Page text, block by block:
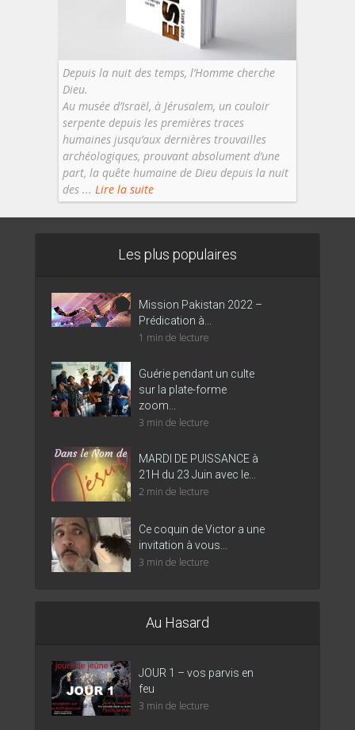
Depuis la nuit des temps, l’Homme cherche
Dieu.
Au musée d’Israël, à Jérusalem, un couloir
serpente depuis les premières traces
humaines jusqu’aux dernières trouvailles
archéologiques, prouvant absolument d’une
part, la quête humaine de Dieu depuis la nuit
des ... Lire la suite
Les plus populaires
Mission Pakistan 2022 –
Prédication à...
1 min de lecture
Guérie pendant un culte
sur la plate-forme
zoom...
3 min de lecture
MARDI DE PUISSANCE à
21H du 23 Juin avec le...
2 min de lecture
Ce coquin de Victor a une
invitation à vous...
3 min de lecture
Au Hasard
JOUR 1 – vos parvis en
feu
3 min de lecture